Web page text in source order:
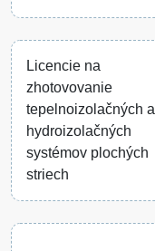
Licencie na
zhotovovanie
tepelnoizolačných a
hydroizolačných
systémov plochých
striech